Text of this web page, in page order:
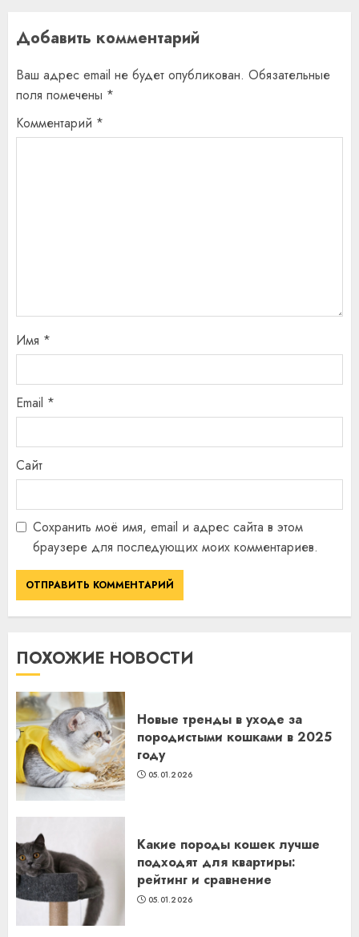
Добавить комментарий
Ваш адрес email не будет опубликован. Обязательные
поля помечены *
Комментарий *
Имя *
Email *
Сайт
Сохранить моё имя, email и адрес сайта в этом
браузере для последующих моих комментариев.
ПОХОЖИЕ НОВОСТИ
Новые тренды в уходе за
породистыми кошками в 2025
году
05.01.2026
Какие породы кошек лучше
подходят для квартиры:
рейтинг и сравнение
05.01.2026